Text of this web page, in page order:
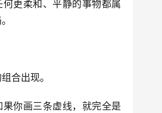
更柔和、平静的事物都属
合出现。
你画三条虚线，就完全是